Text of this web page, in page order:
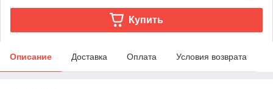
Купить
Описание Доставка Оплата Условия возврата